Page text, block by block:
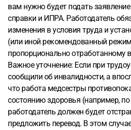
вам нужно будет подать
справки и ИПРА. Работодатель
изменения в условия труда и
(или иной рекомендованный
пропорционально отработанному
Важное уточнение: Если при
сообщили об инвалидности, а
что работа медсестры
состоянию здоровья (например,
работодатель должен будет
предложить перевод. В этом